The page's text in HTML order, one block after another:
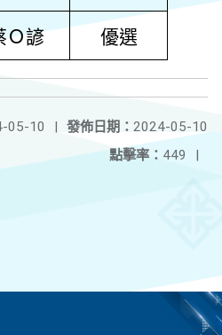
Ｏ諺 優選
發佈日期： 2024-05-10
05-10
|
點擊率： 449 |